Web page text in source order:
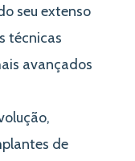
seu extenso
técnicas
avançados
de